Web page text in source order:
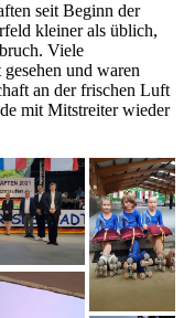
seit Beginn der
kleiner als üblich,
Viele
und waren
an der frischen Luft
mit Mitstreiter wieder